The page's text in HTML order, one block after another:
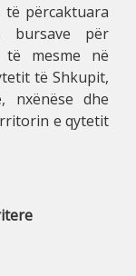
përcaktuara
bursave për
mesme në
të Shkupit,
nxënëse dhe
e qytetit